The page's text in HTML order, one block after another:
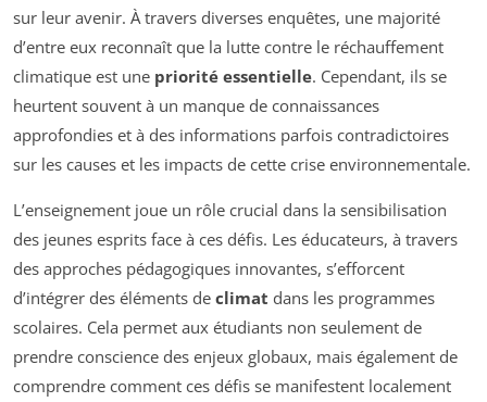
sur leur avenir. À travers diverses enquêtes, une majorité
d’entre eux reconnaît que la lutte contre le réchauffement
climatique est une priorité essentielle. Cependant, ils se
heurtent souvent à un manque de connaissances
approfondies et à des informations parfois contradictoires
sur les causes et les impacts de cette crise environnementale.
L’enseignement joue un rôle crucial dans la sensibilisation
des jeunes esprits face à ces défis. Les éducateurs, à travers
des approches pédagogiques innovantes, s’efforcent
d’intégrer des éléments de climat dans les programmes
scolaires. Cela permet aux étudiants non seulement de
prendre conscience des enjeux globaux, mais également de
comprendre comment ces défis se manifestent localement